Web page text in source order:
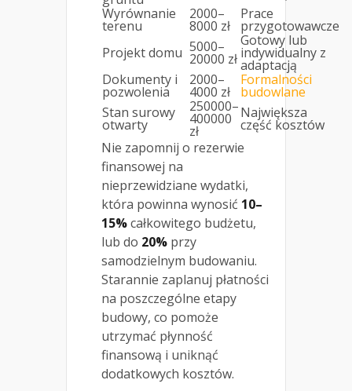
Wyrównanie
terenu
2000–
8000 zł
Prace
przygotowawcze
Projekt domu 5000–
20000 zł
Gotowy lub
indywidualny z
adaptacją
Dokumenty i
pozwolenia
2000–
4000 zł
Formalności
budowlane
Stan surowy
otwarty
250000–
400000
zł
Największa
część kosztów
Nie zapomnij o rezerwie
finansowej na
nieprzewidziane wydatki,
która powinna wynosić 10–
15%całkowitego budżetu,
lub do 20% przy
samodzielnym budowaniu.
Starannie zaplanuj płatności
na poszczególne etapy
budowy, co pomoże
utrzymać płynność
finansową i uniknąć
dodatkowych kosztów.